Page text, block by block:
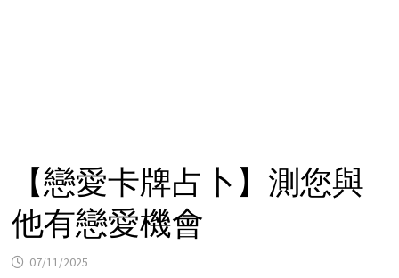
【戀愛卡牌占卜】測您與
他有戀愛機會
07/11/2025